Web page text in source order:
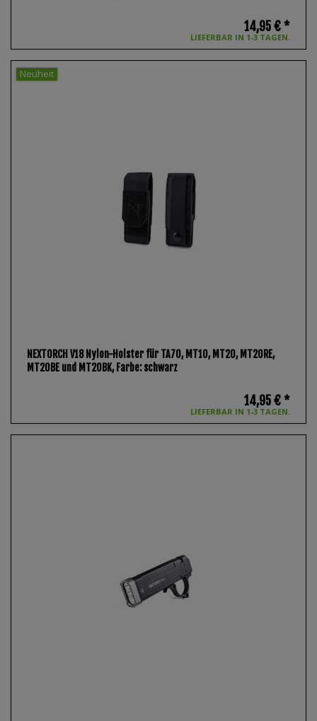
LIEFERBAR IN 1-3 TAGEN.
14,95 € *
Neuheit
NEXTORCH V18 Nylon-Holster für TA70, MT10, MT20, MT20RE,
MT20BE und MT20BK, Farbe: schwarz
LIEFERBAR IN 1-3 TAGEN.
14,95 € *